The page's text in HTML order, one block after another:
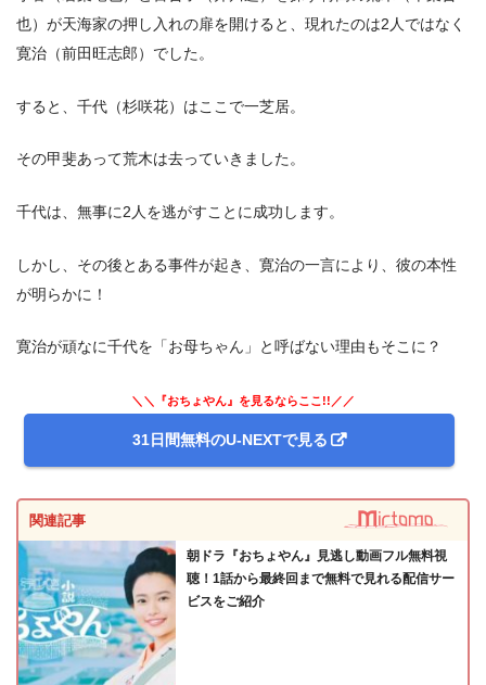
也）が天海家の押し入れの扉を開けると、現れたのは2人ではなく
寛治（前田旺志郎）でした。
すると、千代（杉咲花）はここで一芝居。
その甲斐あって荒木は去っていきました。
千代は、無事に2人を逃がすことに成功します。
しかし、その後とある事件が起き、寛治の一言により、彼の本性
が明らかに！
寛治が頑なに千代を「お母ちゃん」と呼ばない理由もそこに？
＼＼『おちょやん』を見るならここ!!／／
31日間無料のU-NEXTで見る
関連記事
朝ドラ『おちょやん』見逃し動画フル無料視
聴！1話から最終回まで無料で見れる配信サー
ビスをご紹介